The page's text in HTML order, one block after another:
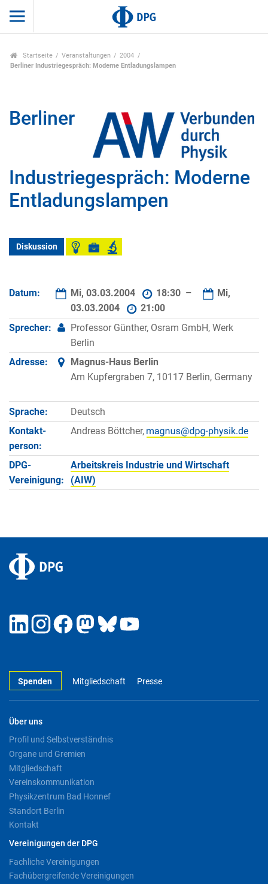
Startseite Veranstaltungen
2004
Berliner Industriegespräch: Moderne Entladungslampen
Berliner
Industriegespräch: Moderne
Entladungslampen
Diskussion
Datum: Mi, 03.03.2004 18:30 –
Mi,
03.03.2004
21:00
Sprecher:
Professor Günther, Osram GmbH, Werk
Berlin
Adresse:
Magnus-Haus Berlin
Am Kupfergraben 7, 10117 Berlin, Germany
Sprache:
Deutsch
Kontakt­
person:
Andreas Böttcher,
DPG-
Vereinigung:
Arbeitskreis Industrie und Wirtschaft
(AIW)
Spenden Mitgliedschaft Presse
Über uns
Profil und Selbstverständnis
Organe und Gremien
Mitgliedschaft
Vereinskommunikation
Physikzentrum Bad Honnef
Standort Berlin
Kontakt
Vereinigungen der DPG
Fachliche Vereinigungen
Fachübergreifende Vereinigungen